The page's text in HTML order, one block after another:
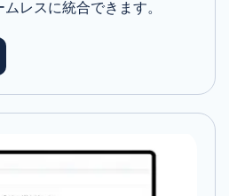
レスに統合できます。